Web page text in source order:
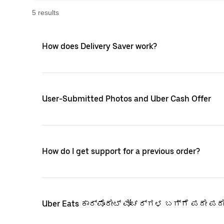
5 results
How does Delivery Saver work?
User-Submitted Photos and Uber Cash Offer
How do I get support for a previous order?
Uber Eats ಕಾರ್ಪೊರೇಟ್ ವೋಚರ್‌ಗಳ ಬಗ್ಗೆ ಪದೇ